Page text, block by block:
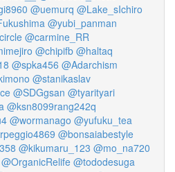
@uemurq @Lake_sIchiro
@yubi_panman
@carmine_RR
@chipifb @haltaq
@spka456 @Adarchism
@stanikaslav
@SDGgsan @tyarityari
@ksn8099rang242q
@wormanago @yufuku_tea
@bonsaiabestyle
@kikumaru_123 @mo_na720
@OrganicRelife @tododesuga